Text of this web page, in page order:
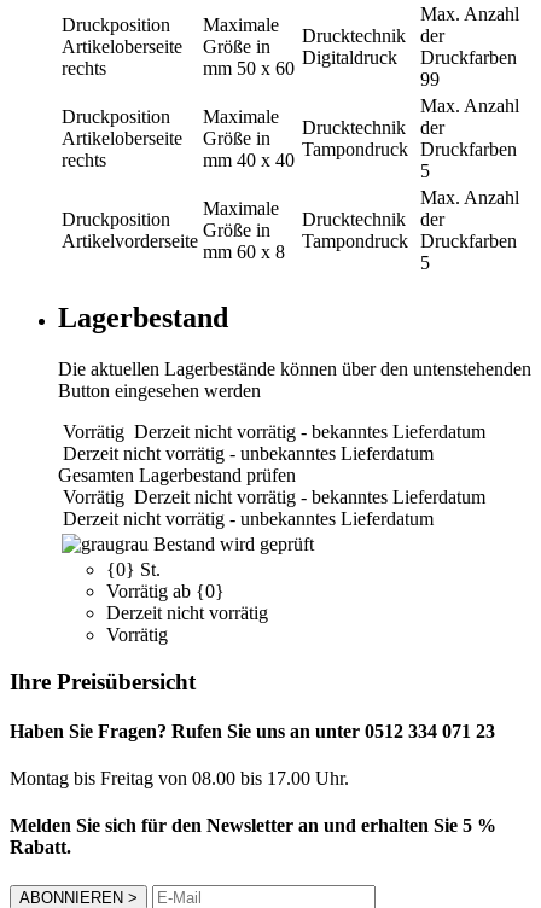
Druckposition
Artikeloberseite
rechts
Maximale
Größe in
mm 50 x 60
Drucktechnik
Digitaldruck
Max. Anzahl
der
Druckfarben
99
Druckposition
Artikeloberseite
rechts
Maximale
Größe in
mm 40 x 40
Drucktechnik
Tampondruck
Max. Anzahl
der
Druckfarben
5
Druckposition
Artikelvorderseite
Maximale
Größe in
mm 60 x 8
Drucktechnik
Tampondruck
Max. Anzahl
der
Druckfarben
5
Lagerbestand
Die aktuellen Lagerbestände können über den untenstehenden
Button eingesehen werden
Vorrätig Derzeit nicht vorrätig - bekanntes Lieferdatum
Derzeit nicht vorrätig - unbekanntes Lieferdatum
Gesamten Lagerbestand prüfen
Vorrätig Derzeit nicht vorrätig - bekanntes Lieferdatum
Derzeit nicht vorrätig - unbekanntes Lieferdatum
grau Bestand wird geprüft
{0} St.
Vorrätig ab {0}
Derzeit nicht vorrätig
Vorrätig
Ihre Preisübersicht
Haben Sie Fragen? Rufen Sie uns an unter 0512 334 071 23
Montag bis Freitag von 08.00 bis 17.00 Uhr.
Melden Sie sich für den Newsletter an und erhalten Sie 5 %
Rabatt.
ABONNIEREN >